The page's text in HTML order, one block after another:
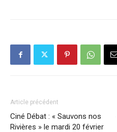
Article précédent
Ciné Débat : « Sauvons nos
Rivières » le mardi 20 février